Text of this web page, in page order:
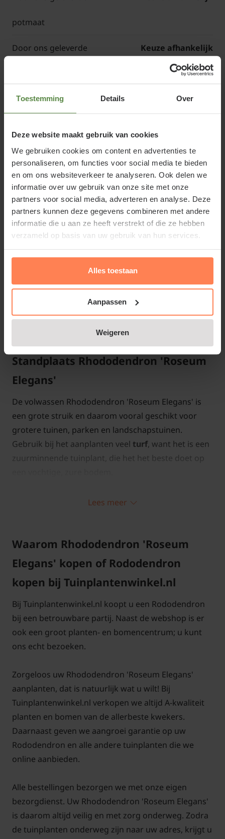
Toestemming Details Over
Deze website maakt gebruik van cookies
We gebruiken cookies om content en advertenties te
personaliseren, om functies voor social media te bieden
en om ons websiteverkeer te analyseren. Ook delen we
informatie over uw gebruik van onze site met onze
partners voor social media, adverteren en analyse. Deze
partners kunnen deze gegevens combineren met andere
informatie die u aan ze heeft verstrekt of die ze hebben
verzameld op basis van uw gebruik van hun services.
Alles toestaan
Aanpassen
Weigeren
potmaat
Door ons geleverde Keuze afhankelijk
Artikelcode 22R04-6462
Rhododendron 'Roseum Elegans' of
Rododendron
Rhododendron 'Roseum Elegans' is een
wintergroene, sterke Rododendron. In het voorjaar
krijgt deze tuinplant mooie grote, lilaroze
bloemtuilen van wel 20 klokvormige bloemen. Het
bloei haast niet op door de bloemenpracht. De
Rhododendron is toe te passen in een grote groep
als achtergrond in de border. Ook kunt u de
tuinplant meer als solitair aanplanten.
Standplaats Rhododendron 'Roseum
Elegans'
De volwassen Rhododendron 'Roseum Elegans' is
een grote struik en daarom vooral geschikt voor
grotere tuinen, parken en landschapstuinen.
Gebruik bij het aanplanten veel turf, want het is een
zuurminnende tuinplant, die het het beste doet op
snoeien en onderhouden
per jaar turf(strooisel) rondom de plantvoet als
onderhoudsbemesting en breng verder een dikke
mulchlaag van afgevallen bladeren aan rond de voet
van deze struik om het vocht beter vast te houden.
Knip uitgebloeide bloemen af; dat bevordert verder
meer in toom willen houden, dan kunt u de jonge
scheuten terugsnoeien; doe dit direct na de bloei.
Rhododendron 'Roseum Elegans'
advies aantal per vierkante meter:
Maatvoering
Aantal per M2
Lees meer
Waarom Rhododendron 'Roseum
Elegans' kopen of Rododendron
kopen bij Tuinplantenwinkel.nl
Bij Tuinplantenwinkel.nl koopt u een Rododendron
bij een betrouwbare partij. Naast de webshop is er
ook een groot planten- en bomencentrum; u kunt
ons echt bezoeken.
Zorgeloos uw Rhododendron 'Roseum Elegans'
aanplanten, dat is natuurlijk wat u wilt! Bij
Tuinplantenwinkel.nl verkopen we altijd A-kwaliteit
planten en bomen van de allerbeste kwekers.
Daarnaast geven we aangroei garantie op uw
Rododendron en alle andere tuinplanten die we
online aanbieden.
Alle bestellingen bezorgen we met onze eigen
bezorgdienst. Uw Rhododendron 'Roseum Elegans'
is daarom altijd veilig en met zorg onderweg. Zodra
de tuinplanten onderweg zijn naar uw adres, krijgt u